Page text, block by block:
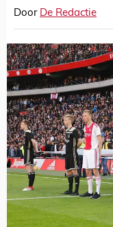
Door De Redactie